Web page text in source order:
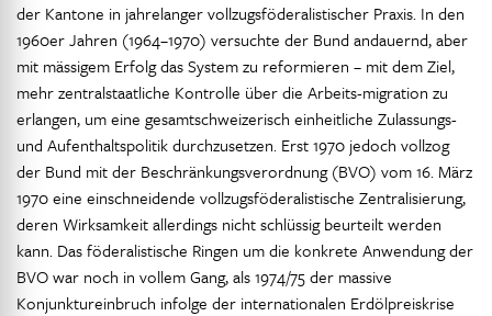
der Kantone in jahrelanger vollzugsföderalistischer Praxis. In den
1960er Jahren (1964–1970) versuchte der Bund andauernd, aber
mit mässigem Erfolg das System zu reformieren – mit dem Ziel,
mehr zentralstaatliche Kontrolle über die Arbeits-migration zu
erlangen, um eine gesamtschweizerisch einheitliche Zulassungs-
und Aufenthaltspolitik durchzusetzen. Erst 1970 jedoch vollzog
der Bund mit der Beschränkungsverordnung (BVO) vom 16. März
1970 eine einschneidende vollzugsföderalistische Zentralisierung,
deren Wirksamkeit allerdings nicht schlüssig beurteilt werden
kann. Das föderalistische Ringen um die konkrete Anwendung der
BVO war noch in vollem Gang, als 1974/75 der massive
Konjunktureinbruch infolge der internationalen Erdölpreiskrise